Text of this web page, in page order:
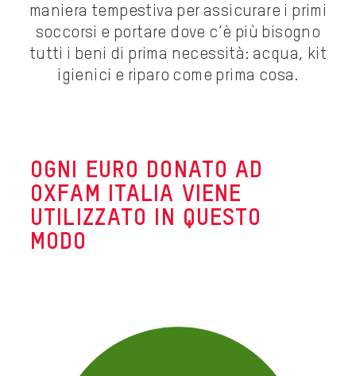
maniera tempestiva per assicurare i primi
soccorsi e portare dove c’è più bisogno
tutti i beni di prima necessità: acqua, kit
igienici e riparo come prima cosa.
OGNI EURO DONATO AD
OXFAM ITALIA VIENE
UTILIZZATO IN QUESTO
MODO